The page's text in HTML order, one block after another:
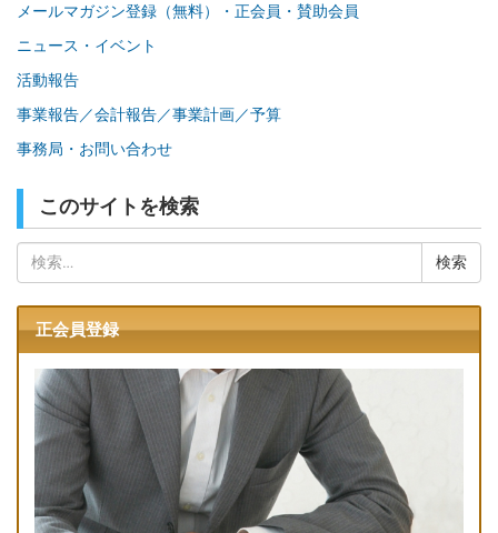
メールマガジン登録（無料）・正会員・賛助会員
ニュース・イベント
活動報告
事業報告／会計報告／事業計画／予算
事務局・お問い合わせ
このサイトを検索
索:
正会員登録